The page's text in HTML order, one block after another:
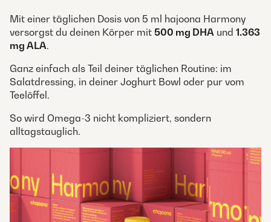
Mit einer täglichen Dosis von 5 ml hajoona Harmony
versorgst du deinen Körper mit 500 mg DHA und 1.363
mg ALA.
Ganz einfach als Teil deiner täglichen Routine: im
Salatdressing, in deiner Joghurt Bowl oder pur vom
Teelöffel.
So wird Omega-3 nicht kompliziert, sondern
alltagstauglich.